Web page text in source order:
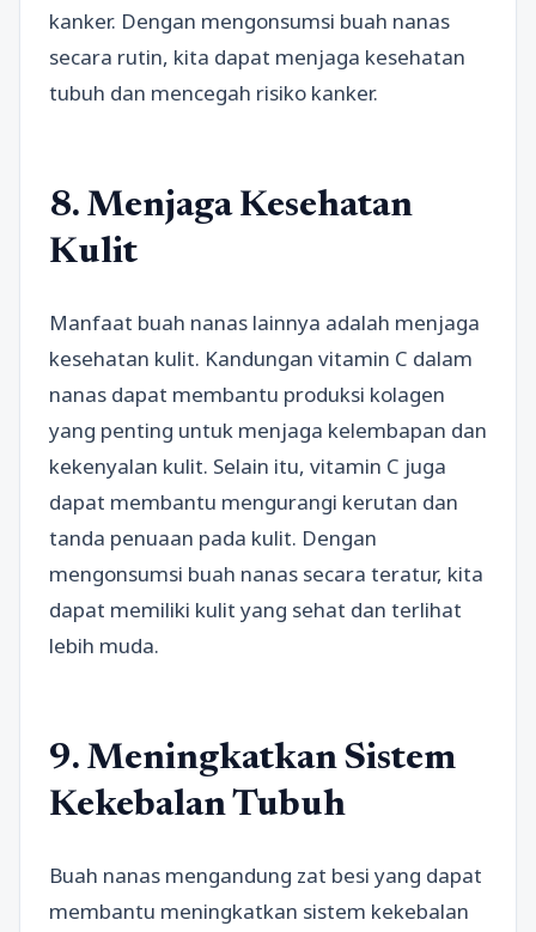
kanker. Dengan mengonsumsi buah nanas
secara rutin, kita dapat menjaga kesehatan
tubuh dan mencegah risiko kanker.
8. Menjaga Kesehatan
Kulit
Manfaat buah nanas lainnya adalah menjaga
kesehatan kulit. Kandungan vitamin C dalam
nanas dapat membantu produksi kolagen
yang penting untuk menjaga kelembapan dan
kekenyalan kulit. Selain itu, vitamin C juga
dapat membantu mengurangi kerutan dan
tanda penuaan pada kulit. Dengan
mengonsumsi buah nanas secara teratur, kita
dapat memiliki kulit yang sehat dan terlihat
lebih muda.
9. Meningkatkan Sistem
Kekebalan Tubuh
Buah nanas mengandung zat besi yang dapat
membantu meningkatkan sistem kekebalan